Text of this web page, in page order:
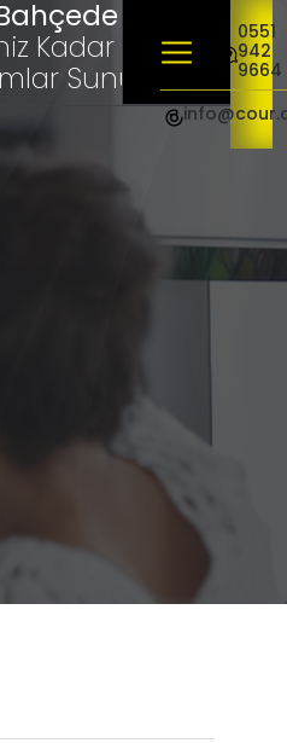
0551
942
9664
Başlar
Kadar Yakınız,
Sunuyoruz"